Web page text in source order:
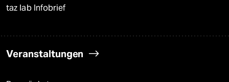
taz lab Infobrief
Veranstaltungen